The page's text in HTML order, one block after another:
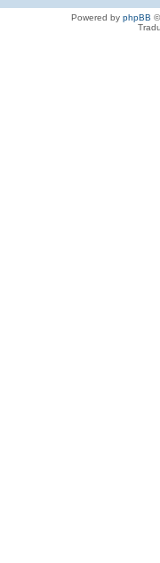
Powered by phpBB